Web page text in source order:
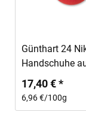
Günthart 24
Handschuhe
17,40 € *
6,96 €/100g